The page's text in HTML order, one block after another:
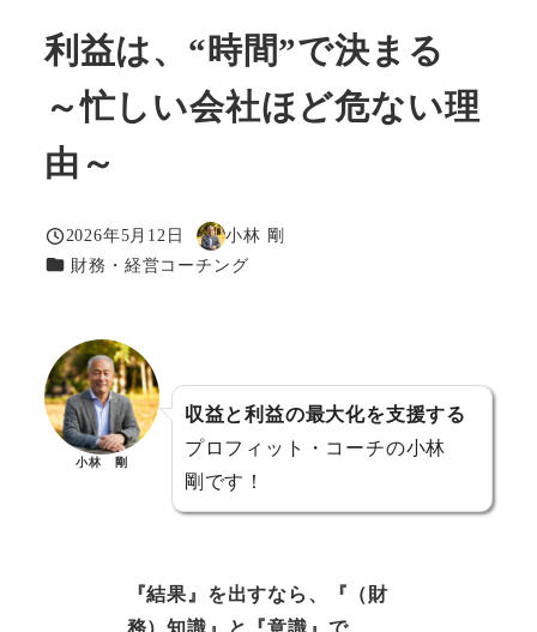
利益は、“時間”で決まる
～忙しい会社ほど危ない理
由～
投稿日
2026年5月12日
著
者
小林 剛
カテゴリー
財務・経営コーチング
小林 剛
収益と利益の最大化を支援する
プロフィット・コーチの小林
剛です！
『結果』を出すなら、『（財